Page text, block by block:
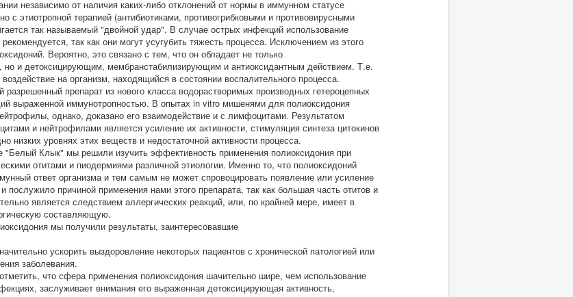
независимо от наличия каких-либо отклонений от нормы в иммунном статусе
с этиотропной терапией (антибиотиками, противогрибковыми и противовирусными
так называемый "двойной удар". В случае острых инфекций использование
так как они могут усугубить тяжесть процесса. Исключением из этого
Вероятно, это связано с тем, что он обладает не только
и детоксицирующим, мембранстабилизирующим и антиоксидантным действием. Т.е.
на организм, находящийся в состоянии воспалительного процесса.
разрешенный препарат из нового класса водорастворимых производных гетероцепных
выраженной иммунотропностью. В опытах in vitro мишенями для полиоксидония
однако, доказано его взаимодействие и с лимфоцитами. Результатом
и нейтрофилами является усиление их активности, стимуляция синтеза цитокинов
низких уровнях этих веществ и недостаточной активности процесса.
"Белый Клык" мы решили изучить эффективность применения полиоксидония при
отитами и пиодермиями различной этиологии. Именно то, что полиоксидоний
ответ организма и тем самым не может спровоцировать появление или усиление
послужило причиной применения нами этого препарата, так как большая часть отитов и
является следствием аллергических реакций, или, по крайней мере, имеет в
составляющую.
мы получили результаты, заинтересовавшие
ускорить выздоровление некоторых пациентов с хронической патологией или
заболевания.
что сфера применения полиоксидония шачительно шире, чем использование
заслуживает внимания его выраженная детоксицирующая активность,